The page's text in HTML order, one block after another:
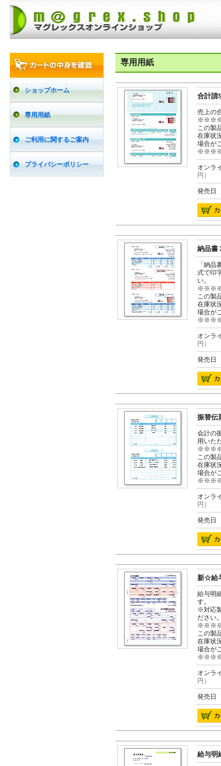
ショップホーム
専用用紙
ご利用に関するご案内
プライバシーポリシー
専用用紙
合計請
売上の
この製
在庫状
場合が
オン
円）
発売日
納品書
「納
式で印
い。
この製
在庫状
場合が
オン
円）
発売日
振替伝
会計の
用いた
この製
在庫状
場合が
オン
円）
発売日
新☆給
給与明
す。
※対応
ださい
この製
在庫状
場合が
オン
円）
発売日
給与明